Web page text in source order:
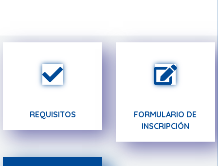
REQUISITOS
FORMULARIO DE
INSCRIPCIÓN